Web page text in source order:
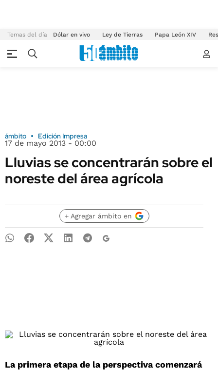
Temas del día Dólar en vivo Ley de Tierras Papa León XIV
ámbito Edición Impresa
17 de mayo 2013 - 00:00
Lluvias se concentrarán sobre el
noreste del área agrícola
+ Agregar ámbito en
La primera etapa de la perspectiva comenzará